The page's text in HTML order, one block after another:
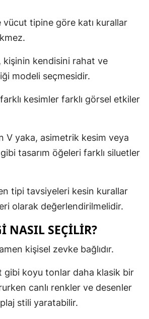
vücut tipine göre katı kurallar
kişinin kendisini rahat ve
modeli seçmesidir.
kesimler farklı görsel etkiler
V yaka, asimetrik kesim veya
tasarım öğeleri farklı siluetler
tipi tavsiyeleri kesin kurallar
olarak değerlendirilmelidir.
NASIL SEÇILIR?
kişisel zevke bağlıdır.
gibi koyu tonlar daha klasik bir
canlı renkler ve desenler
stili yaratabilir.